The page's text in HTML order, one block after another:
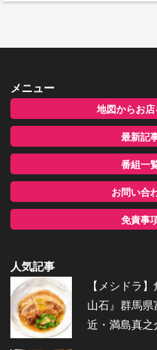
メニュー
地図からお
最新記
番組一
お問い合
免責事
人気記事
【メシドラ
山石』群馬
近・満島真之